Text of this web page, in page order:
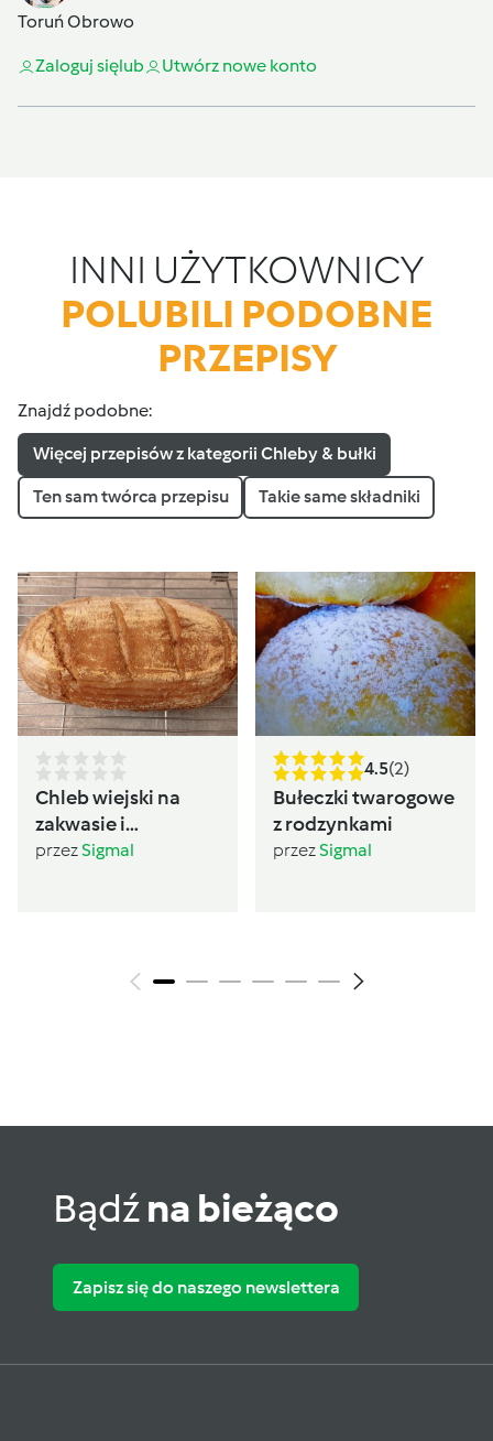
Toruń Obrowo
Zaloguj sięlub Utwórz nowe konto
INNI UŻYTKOWNICY
POLUBILI PODOBNE
PRZEPISY
Znajdź podobne:
Więcej przepisów z kategorii Chleby & bułki
Ten sam twórca przepisu Takie same składniki
Chleb wiejski na
zakwasie i
drożdżach
przezSigmal
4.5(2)
Bułeczki twarogowe
z rodzynkami
przezSigmal
Bądźna bieżąco
Zapisz się do naszego newslettera